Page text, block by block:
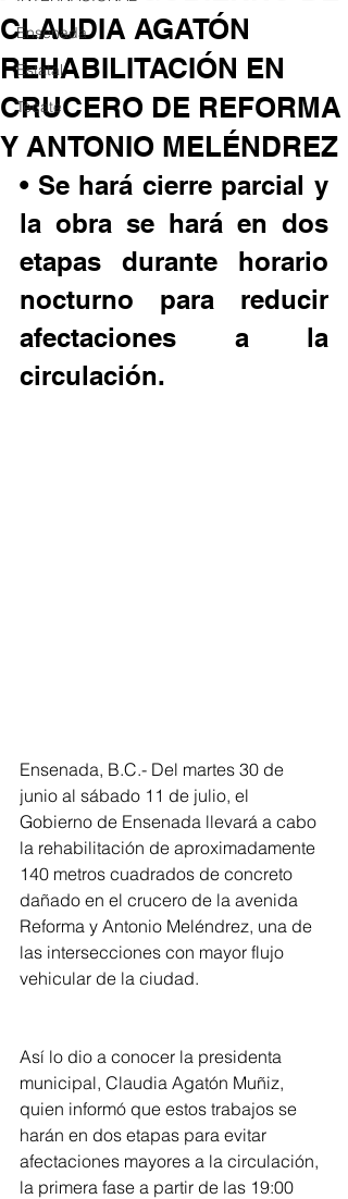
Ensenada
Estatal
Tecate
CLAUDIA AGATÓN
REHABILITACIÓN EN
CRUCERO DE REFORMA
Y ANTONIO MELÉNDREZ
• Se hará cierre parcial y
la obra se hará en dos
etapas durante horario
nocturno para reducir
afectaciones a la
circulación.
Ensenada, B.C.- Del martes 30 de
junio al sábado 11 de julio, el
Gobierno de Ensenada llevará a cabo
la rehabilitación de aproximadamente
140 metros cuadrados de concreto
dañado en el crucero de la avenida
Reforma y Antonio Meléndrez, una de
las intersecciones con mayor flujo
vehicular de la ciudad.
Así lo dio a conocer la presidenta
municipal, Claudia Agatón Muñiz,
quien informó que estos trabajos se
harán en dos etapas para evitar
afectaciones mayores a la circulación,
la primera fase a partir de las 19:00